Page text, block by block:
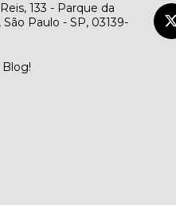
133 - Parque da
Paulo - SP, 03139-